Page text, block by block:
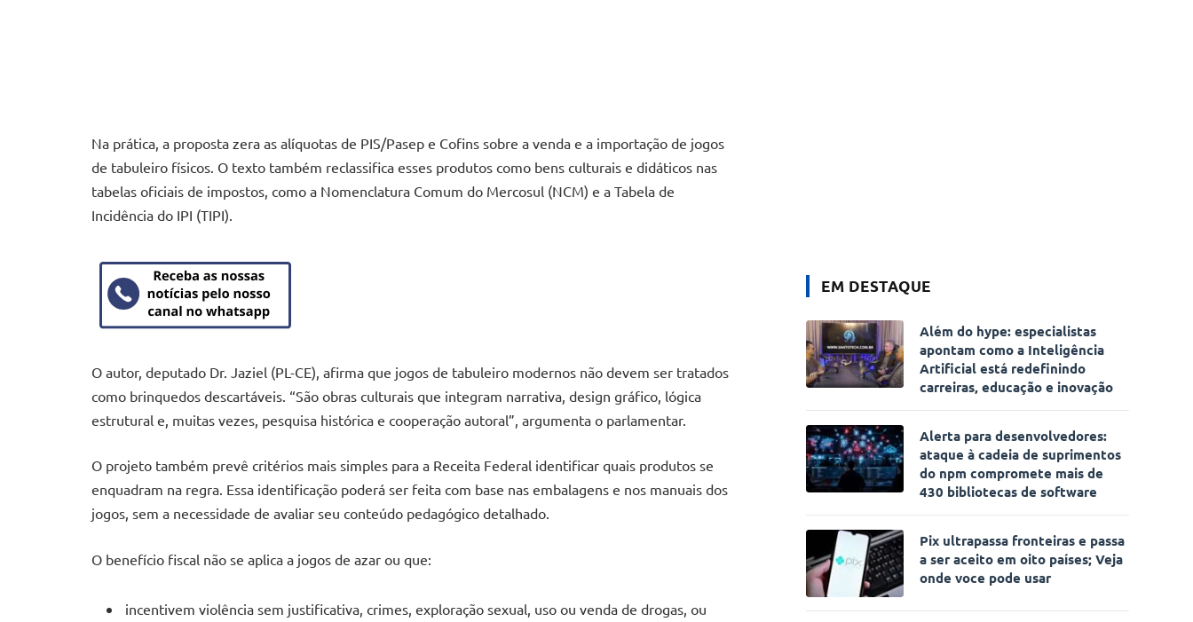
Na prática, a proposta zera as alíquotas de PIS/Pasep e Cofins sobre a venda e a importação de jogos
de tabuleiro físicos. O texto também reclassifica esses produtos como bens culturais e didáticos nas
tabelas oficiais de impostos, como a Nomenclatura Comum do Mercosul (NCM) e a Tabela de
Incidência do IPI (TIPI).
O autor, deputado Dr. Jaziel (PL-CE), afirma que jogos de tabuleiro modernos não devem ser tratados
como brinquedos descartáveis. “São obras culturais que integram narrativa, design gráfico, lógica
estrutural e, muitas vezes, pesquisa histórica e cooperação autoral”, argumenta o parlamentar.
O projeto também prevê critérios mais simples para a Receita Federal identificar quais produtos se
enquadram na regra. Essa identificação poderá ser feita com base nas embalagens e nos manuais dos
jogos, sem a necessidade de avaliar seu conteúdo pedagógico detalhado.
O benefício fiscal não se aplica a jogos de azar ou que:
incentivem violência sem justificativa, crimes, exploração sexual, uso ou venda de drogas, ou
EM DESTAQUE
Além do hype: especialistas
apontam como a Inteligência
Artificial está redefinindo
carreiras, educação e inovação
Alerta para desenvolvedores:
ataque à cadeia de suprimentos
do npm compromete mais de
430 bibliotecas de software
Pix ultrapassa fronteiras e passa
a ser aceito em oito países; Veja
onde voce pode usar